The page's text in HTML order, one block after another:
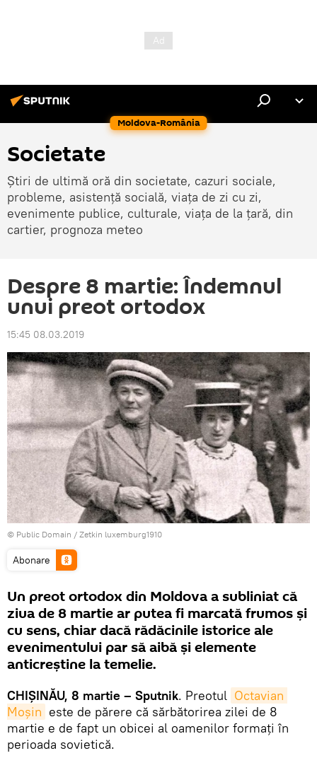
Moldova-România
Societate
Știri de ultimă oră din societate, cazuri sociale,
probleme, asistență socială, viața de zi cu zi,
evenimente publice, culturale, viața de la țară, din
cartier, prognoza meteo
Despre 8 martie: Îndemnul
unui preot ortodox
15:45 08.03.2019
© Public Domain / Zetkin luxemburg1910
Abonare
Un preot ortodox din Moldova a subliniat că
ziua de 8 martie ar putea fi marcată frumos şi
cu sens, chiar dacă rădăcinile istorice ale
evenimentului par să aibă şi elemente
anticreştine la temelie.
CHIŞINĂU, 8 martie – Sputnik. Preotul Octavian
Moşin este de părere că sărbătorirea zilei de 8
martie e de fapt un obicei al oamenilor formați în
perioada sovietică.